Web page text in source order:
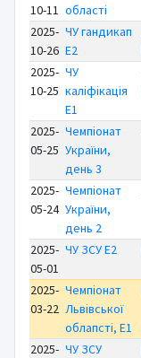
10-11 області
2025-
10-26
ЧУ гандикап
E2
2025-
10-25
ЧУ
каліфікація
E1
2025-
05-25
Чемпіонат
України,
день 3
2025-
05-24
Чемпіонат
України,
день 2
2025-
05-01
ЧУ ЗСУ E2
2025-
03-22
Чемпіонат
Львівської
облапсті, E1
2025- ЧУ ЗСУ